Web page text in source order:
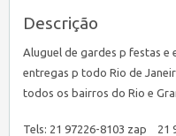
Descrição
Aluguel de gardes p festas e
entregas p todo Rio de
todos os bairros do Rio e
Tels: 21 97226-8103 zap 21